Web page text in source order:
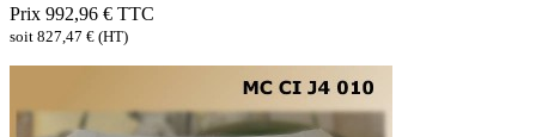
Prix 992,96 € TTC
soit 827,47 € (HT)